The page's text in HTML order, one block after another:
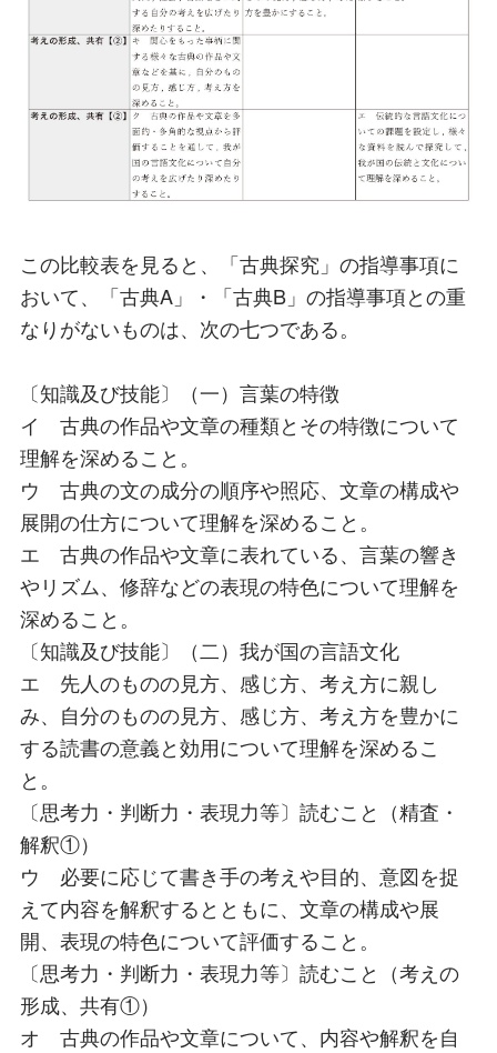
この比較表を見ると、「古典探究」の指導事項に
おいて、「古典A」・「古典B」の指導事項との重
なりがないものは、次の七つである。
〔知識及び技能〕（一）言葉の特徴
イ 古典の作品や文章の種類とその特徴について
理解を深めること。
ウ 古典の文の成分の順序や照応、文章の構成や
展開の仕方について理解を深めること。
エ 古典の作品や文章に表れている、言葉の響き
やリズム、修辞などの表現の特色について理解を
深めること。
〔知識及び技能〕（二）我が国の言語文化
エ 先人のものの見方、感じ方、考え方に親し
み、自分のものの見方、感じ方、考え方を豊かに
する読書の意義と効用について理解を深めるこ
と。
〔思考力・判断力・表現力等〕読むこと（精査・
解釈①）
ウ 必要に応じて書き手の考えや目的、意図を捉
えて内容を解釈するとともに、文章の構成や展
開、表現の特色について評価すること。
〔思考力・判断力・表現力等〕読むこと（考えの
形成、共有①）
オ 古典の作品や文章について、内容や解釈を自